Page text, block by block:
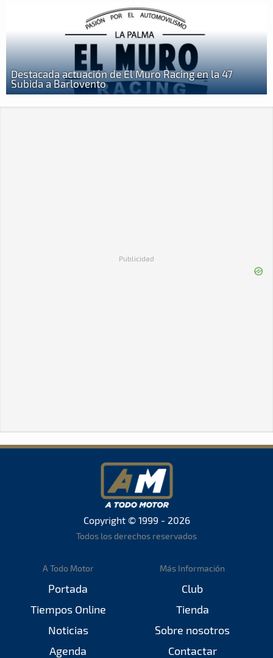
Destacada actuación de El Muro Racing en la 47
Subida a Barlovento
Publicidad
Copyright © 1999 - 2026
Todos los derechos reservados
A Todo Motor
Portada
Tiempos Online
Noticias
Agenda
Más Información
Club
Tienda
Sobre nosotros
Contactar